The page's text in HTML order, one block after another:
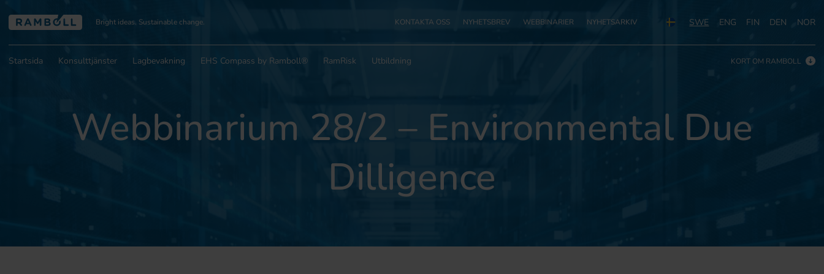
Bright ideas. Sustainable change. KONTAKTA OSS NYHETSBREV WEBBINARIER NYHETSARKIV SWE ENG FIN DEN NOR
Startsida Konsulttjänster Lagbevakning EHS Compass by Ramboll® RamRisk Utbildning KORT OM RAMBOLL
Webbinarium 28/2 – Environmental Due
Dilligence